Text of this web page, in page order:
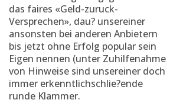
das faires «Geld-zuruck-
Versprechen», dau? unsereiner
ansonsten bei anderen Anbietern
bis jetzt ohne Erfolg popular sein
Eigen nennen (unter Zuhilfenahme
von Hinweise sind unsereiner doch
immer erkenntlichschlie?ende
runde Klammer.